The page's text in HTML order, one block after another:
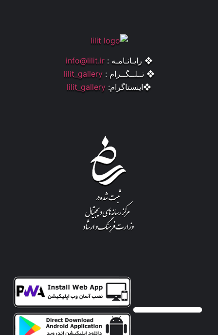
❖ رایـانـامـه : info@lilit.ir
❖ تــلــگــرام : lilit_gallery
❖اینستاگرام: lilit_gallery